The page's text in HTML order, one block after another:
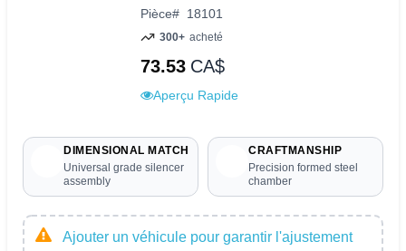
Pièce# 18101
300+ acheté
73.53 CA$
Aperçu Rapide
DIMENSIONAL MATCH
Universal grade silencer
assembly
CRAFTMANSHIP
Precision formed steel
chamber
Ajouter un véhicule pour garantir l'ajustement